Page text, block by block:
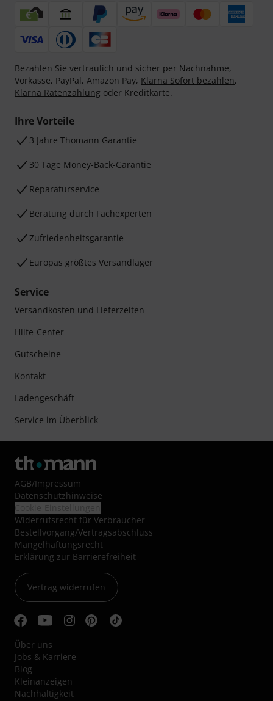
Bezahlen Sie vertraulich und sicher per Nachnahme,
Vorkasse, PayPal, Amazon Pay, Klarna Sofort bezahlen,
Klarna Ratenzahlung oder Kreditkarte.
Ihre Vorteile
3 Jahre Thomann Garantie
30 Tage Money-Back-Garantie
Reparaturservice
Beratung durch Fachexperten
Zufriedenheitsgarantie
Europas größtes Versandlager
Service
Versandkosten und Lieferzeiten
Hilfe-Center
Gutscheine
Kontakt
Ladengeschäft
Service im Überblick
AGB/Impressum
Datenschutzhinweise
Widerrufsrecht für Verbraucher
Bestellvorgang/Vertragsabschluss
Mängelhaftungsrecht
Erklärung zur Barrierefreiheit
Vertrag widerrufen
Über uns
Jobs & Karriere
Blog
Kleinanzeigen
Nachhaltigkeit